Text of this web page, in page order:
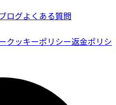
ブログよくある質問
クッキーポリシー返金ポリシ